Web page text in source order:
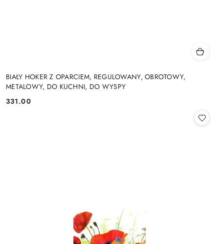
BIAŁY HOKER Z OPARCIEM, REGULOWANY, OBROTOWY,
METALOWY, DO KUCHNI, DO WYSPY
Cena:
331.00